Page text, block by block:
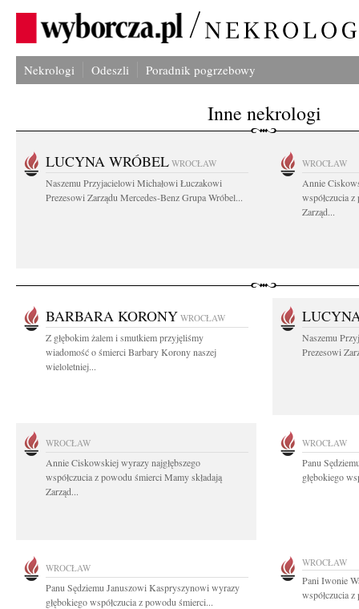
Nekrologi Odeszli Poradnik pogrzebowy
Inne nekrologi
LUCYNA WRÓBEL WROCŁAW
Naszemu Przyjacielowi Michałowi Łuczakowi
Prezesowi Zarządu Mercedes-Benz Grupa Wróbel...
WROCŁAW
Annie
współczucia
Zarząd...
BARBARA KORONY WROCŁAW
Z głębokim żalem i smutkiem przyjęliśmy
wiadomość o śmierci Barbary Korony naszej
wieloletniej...
Naszemu
Prezesowi
WROCŁAW
Annie Ciskowskiej wyrazy najgłębszego
współczucia z powodu śmierci Mamy składają
Zarząd...
WROCŁAW
Panu
głębokiego
WROCŁAW
Panu Sędziemu Januszowi Kaspryszynowi wyrazy
głębokiego współczucia z powodu śmierci...
WROCŁAW
Pani Iwonie
współczucia